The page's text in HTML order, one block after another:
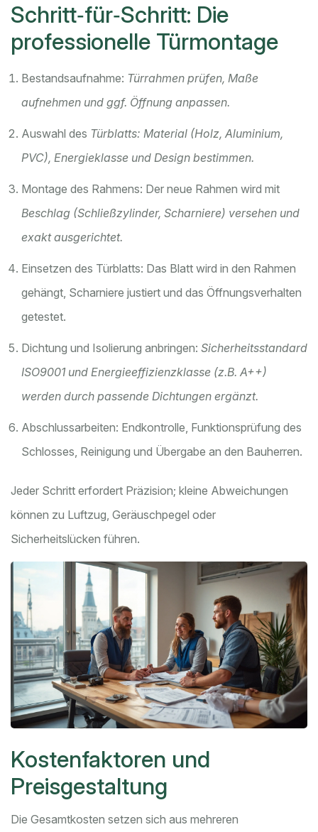
Schritt‑für‑Schritt: Die
professionelle Türmontage
Bestandsaufnahme: Türrahmen prüfen, Maße
aufnehmen und ggf. Öffnung anpassen.
Auswahl des Türblatts: Material (Holz, Aluminium,
PVC), Energieklasse und Design bestimmen.
Montage des Rahmens: Der neue Rahmen wird mit
Beschlag (Schließzylinder, Scharniere) versehen und
exakt ausgerichtet.
Einsetzen des Türblatts: Das Blatt wird in den Rahmen
gehängt, Scharniere justiert und das Öffnungsverhalten
getestet.
Dichtung und Isolierung anbringen: Sicherheitsstandard
ISO9001 und Energieeffizienzklasse (z.B. A++)
werden durch passende Dichtungen ergänzt.
Abschlussarbeiten: Endkontrolle, Funktionsprüfung des
Schlosses, Reinigung und Übergabe an den Bauherren.
Jeder Schritt erfordert Präzision; kleine Abweichungen
können zu Luftzug, Geräuschpegel oder
Sicherheitslücken führen.
Kostenfaktoren und
Preisgestaltung
Die Gesamtkosten setzen sich aus mehreren